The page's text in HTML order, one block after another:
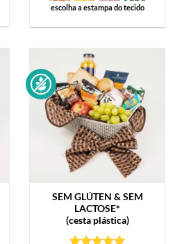
escolha a estampa do tecido
SEM GLÚTEN & SEM
LACTOSE*
(cesta plástica)